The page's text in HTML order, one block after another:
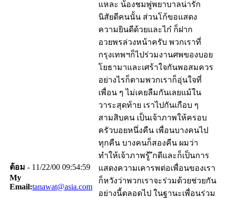
ต้อม - 11/22/00 09:54:59
My
Email:tanawat@asia.com
แหละ น้องชมพู่พยาบาลน่ารัก
นิสัยดีคนนั้น ส่วนโก้ขอแสดง
ความยินดีด้วยและไก๋ ก็ฝาก
อวยพรล่วงหน้าครับ พวกเราที่
กรุงเทพฯก็ไปร่วมงานศพของบอย
โยธามาและเศร้าใจกันพอสมควร
อย่างไรก็ตามพวกเราก็อุ่นใจที่
เพื่อน ๆ ไม่เคยลืมกันเลยแม้ใน
วาระสุดท้าย เราไปกันเกือบ ๆ
สามสิบคน เป็นเจ้าภาพให้ครอบ
ครัวบอยหนึ่งคืน เพื่อนบางคนไป
ทุกคืน บางคนก็สองคืน ผมว่า
ทำให้เจ้าภาพรู้ ึกดีและก็เป็นการ
แสดงความเคารพต่อเพื่อนของเรา
ก็หวังว่าพวกเราจะร่วมด้วยช่วยกัน
อย่างนี้ตลอดไป ในฐานะเพื่อนร่วม